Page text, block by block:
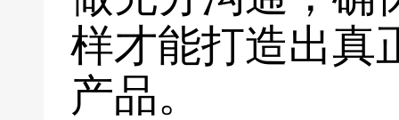
样才能打造出真
产品。